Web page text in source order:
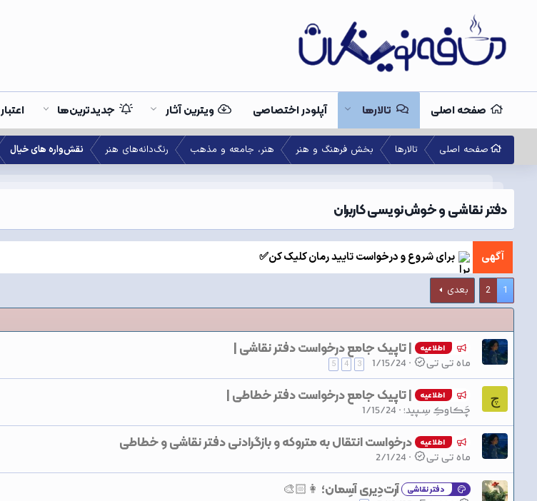
صفحه اصلی تالارها آپلودر اختصاصی ویترین آثار جدیدترین‌ها اعتبار
صفحه اصلی تالارها بخش فرهنگ و هنر هنر‌،‌ جامعه‌ و‌ مذهب رنگ‌دانه‌های هنر نقش‌واره های خیال
دفتر نقاشی و خوش‌نویسی کاربران
آگهی برای شروع و درخواست تایید رمان کلیک کن✅
1
2 بعدی
اطلاعیه | تاپیک جامع درخواست دفتر نقاشی |
ماه تی تی 1/15/24
3
4
5
چ اطلاعیه | تاپیک جامع درخواست دفتر خطاطی |
چَڪاوڪِ سِـپید؛ 1/15/24
اطلاعیه درخواست انتقال به متروکه و بازگرادنی دفتر نقاشی و خطاطی
ماه تی تی 2/1/24
دفتر نقاشی آرت‌دِیری آسِمان؛ 👩🏻‍🎨